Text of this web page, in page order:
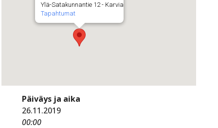
Ylä-Satakunnantie 12 - Karvia
Tapahtumat
Päiväys ja aika
26.11.2019
00:00